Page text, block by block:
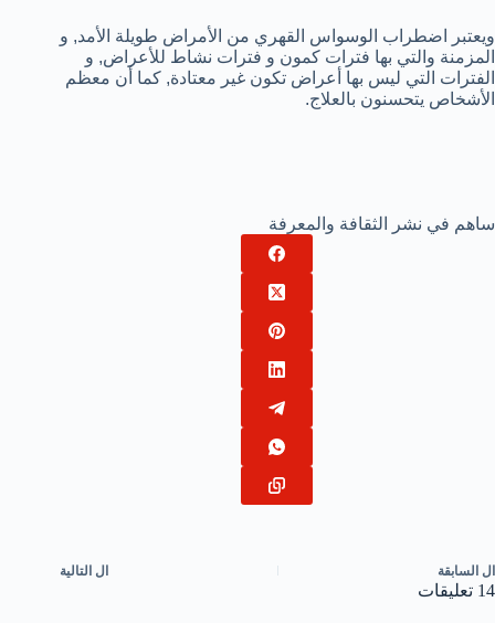
ويعتبر اضطراب الوسواس القهري من الأمراض طويلة الأمد, و
المزمنة والتي بها فترات كمون و فترات نشاط للأعراض, و
الفترات التي ليس بها أعراض تكون غير معتادة, كما أن معظم
الأشخاص يتحسنون بالعلاج.
ساهم في نشر الثقافة والمعرفة
ال السابقة ال التالية
14 تعليقات